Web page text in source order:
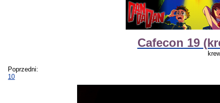
Cafecon 19
Poprzedni:
10